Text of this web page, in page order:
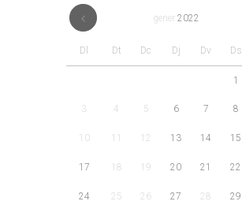
gener 2022
Dl Dt Dc Dj Dv Ds
1
3 4 5 6 7 8
10 12 13 14 15
17 18 19 20 21 22
24 25 26 27 28 29